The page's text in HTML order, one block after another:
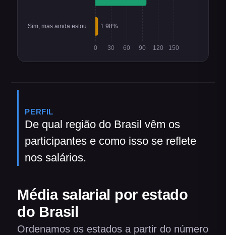
PERFIL
De qual região do Brasil vêm os
participantes e como isso se reflete
nos salários.
Média salarial por estado
do Brasil
Ordenamos os estados a partir do número